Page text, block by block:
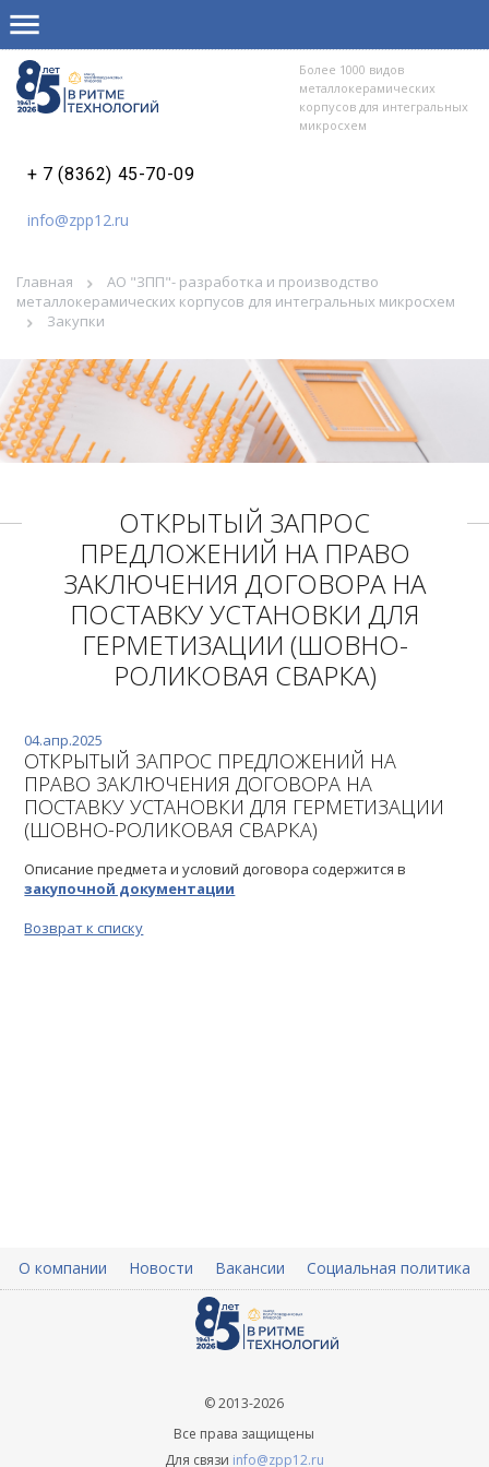
Более 1000 видов
металлокерамических
корпусов для интегральных
микросхем
+ 7 (8362) 45-70-09
info@zpp12.ru
Главная
АО "ЗПП"- разработка и производство
металлокерамических корпусов для интегральных микросхем
Закупки
ОТКРЫТЫЙ ЗАПРОС
ПРЕДЛОЖЕНИЙ НА ПРАВО
ЗАКЛЮЧЕНИЯ ДОГОВОРА НА
ПОСТАВКУ УСТАНОВКИ ДЛЯ
ГЕРМЕТИЗАЦИИ (ШОВНО-
РОЛИКОВАЯ СВАРКА)
04.апр.2025
ОТКРЫТЫЙ ЗАПРОС ПРЕДЛОЖЕНИЙ НА
ПРАВО ЗАКЛЮЧЕНИЯ ДОГОВОРА НА
ПОСТАВКУ УСТАНОВКИ ДЛЯ ГЕРМЕТИЗАЦИИ
(ШОВНО-РОЛИКОВАЯ СВАРКА)
Описание предмета и условий договора содержится в
закупочной документации
Возврат к списку
О компании Новости Вакансии Социальная политика
© 2013-2026
Все права защищены
Для связи info@zpp12.ru